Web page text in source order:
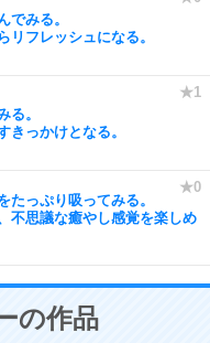
でみる。
リフレッシュになる。
る。
きっかけとなる。
たっぷり吸ってみる。
不思議な癒やし感覚を楽しめ
の作品